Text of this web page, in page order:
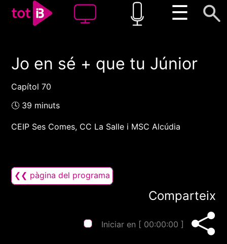
☰
00:00 00:00
Jo en sé + que tu Júnior
Capítol 70
🕓 39 minuts
CEIP Ses Comes, CC La Salle i MSC Alcúdia
❮❮ pàgina del programa
Comparteix
Iniciar en [ 00:00:00 ]